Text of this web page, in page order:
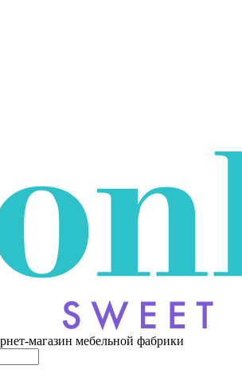
магазин мебельной фабрики